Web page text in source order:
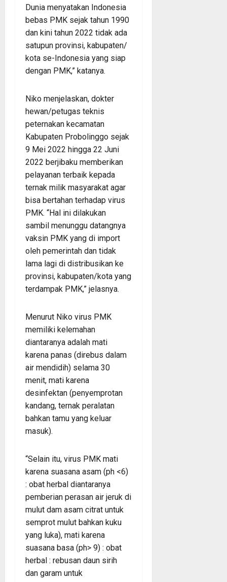
Dunia menyatakan Indonesia
bebas PMK sejak tahun 1990
dan kini tahun 2022 tidak ada
satupun provinsi, kabupaten/
kota se-Indonesia yang siap
dengan PMK,” katanya.
Niko menjelaskan, dokter
hewan/petugas teknis
peternakan kecamatan
Kabupaten Probolinggo sejak
9 Mei 2022 hingga 22 Juni
2022 berjibaku memberikan
pelayanan terbaik kepada
ternak milik masyarakat agar
bisa bertahan terhadap virus
PMK. “Hal ini dilakukan
sambil menunggu datangnya
vaksin PMK yang di import
oleh pemerintah dan tidak
lama lagi di distribusikan ke
provinsi, kabupaten/kota yang
terdampak PMK,” jelasnya.
Menurut Niko virus PMK
memiliki kelemahan
diantaranya adalah mati
karena panas (direbus dalam
air mendidih) selama 30
menit, mati karena
desinfektan (penyemprotan
kandang, ternak peralatan
bahkan tamu yang keluar
masuk).
“Selain itu, virus PMK mati
karena suasana asam (ph <6)
: obat herbal diantaranya
pemberian perasan air jeruk di
mulut dam asam citrat untuk
semprot mulut bahkan kuku
yang luka), mati karena
suasana basa (ph> 9) : obat
herbal : rebusan daun sirih
dan garam untuk